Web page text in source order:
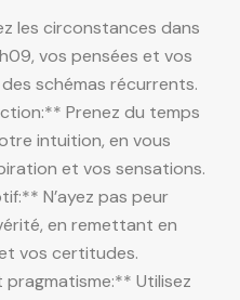
les circonstances dans
vos pensées et vos
schémas récurrents.
Prenez du temps
intuition, en vous
et vos sensations.
N’ayez pas peur
en remettant en
vos certitudes.
Utilisez